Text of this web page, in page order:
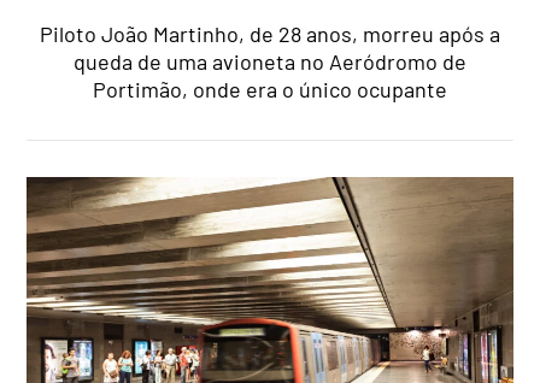
Piloto João Martinho, de 28 anos, morreu após a
queda de uma avioneta no Aeródromo de
Portimão, onde era o único ocupante